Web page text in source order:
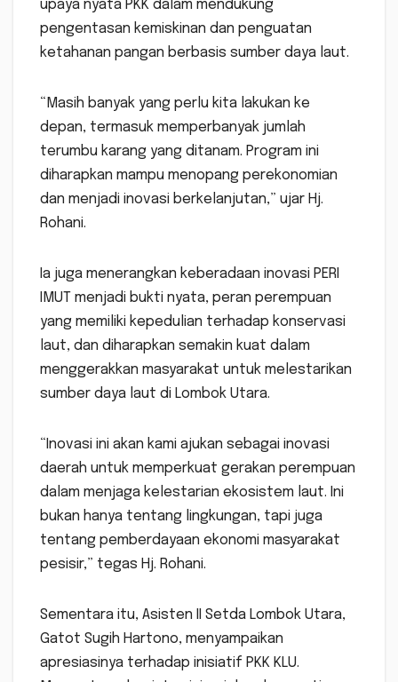
upaya nyata PKK dalam mendukung
pengentasan kemiskinan dan penguatan
ketahanan pangan berbasis sumber daya laut.
“Masih banyak yang perlu kita lakukan ke
depan, termasuk memperbanyak jumlah
terumbu karang yang ditanam. Program ini
diharapkan mampu menopang perekonomian
dan menjadi inovasi berkelanjutan,” ujar Hj.
Rohani.
Ia juga menerangkan keberadaan inovasi PERI
IMUT menjadi bukti nyata, peran perempuan
yang memiliki kepedulian terhadap konservasi
laut, dan diharapkan semakin kuat dalam
menggerakkan masyarakat untuk melestarikan
sumber daya laut di Lombok Utara.
“Inovasi ini akan kami ajukan sebagai inovasi
daerah untuk memperkuat gerakan perempuan
dalam menjaga kelestarian ekosistem laut. Ini
bukan hanya tentang lingkungan, tapi juga
tentang pemberdayaan ekonomi masyarakat
pesisir,” tegas Hj. Rohani.
Sementara itu, Asisten II Setda Lombok Utara,
Gatot Sugih Hartono, menyampaikan
apresiasinya terhadap inisiatif PKK KLU.